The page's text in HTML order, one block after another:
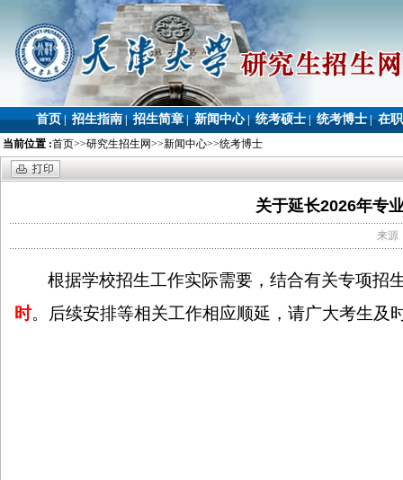
首页 | 招生指南 | 招生简章 | 新闻中心 | 统考硕士 | 统考博士 | 在
当前位置 :首页>>研究生招生网>>新闻中心>>统考博士
关于延长2026年专
来源
根据学校招生工作实际需要，结合有关专项招
时。 后续安排等相关工作相应顺延，请广大考生及